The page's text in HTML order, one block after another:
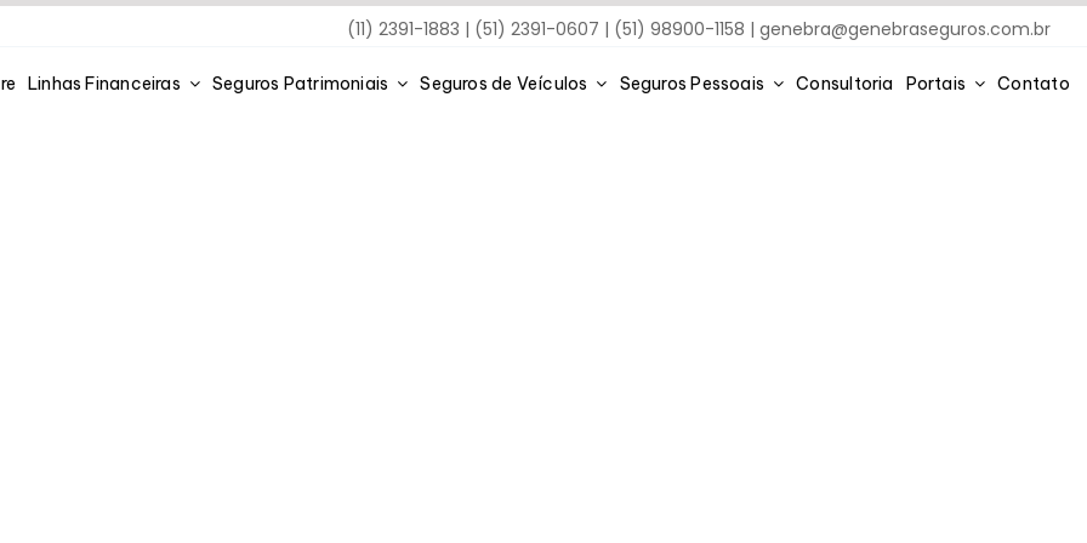
(11) 2391-1883 | (51) 2391-0607 | (51) 98900-1158 |genebra@genebraseguros.com.br
Linhas Financeiras Seguros Patrimoniais Seguros de Veículos Seguros Pessoais Consultoria Portais Contato